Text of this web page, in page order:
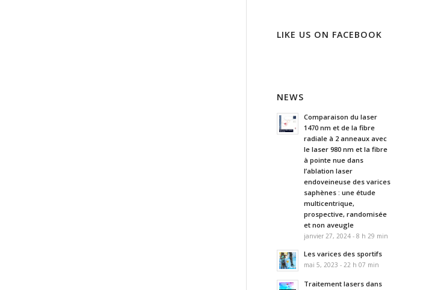
LIKE US ON FACEBOOK
NEWS
Comparaison du laser
1470 nm et de la fibre
radiale à 2 anneaux avec
le laser 980 nm et la fibre
à pointe nue dans
l’ablation laser
endoveineuse des varices
saphènes : une étude
multicentrique,
prospective, randomisée
et non aveugle
janvier 27, 2024 - 8 h 29 min
Les varices des sportifs
mai 5, 2023 - 22 h 07 min
Traitement lasers dans